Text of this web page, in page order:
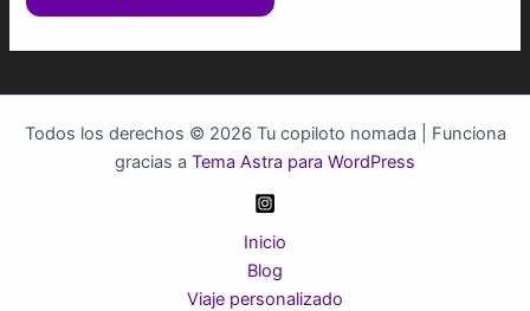
Todos los derechos © 2026 Tu copiloto nomada | Funciona
gracias a Tema Astra para WordPress
Inicio
Blog
Viaje personalizado